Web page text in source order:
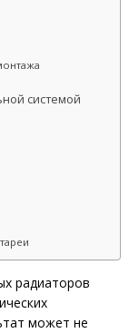
системой
радиаторов
может не